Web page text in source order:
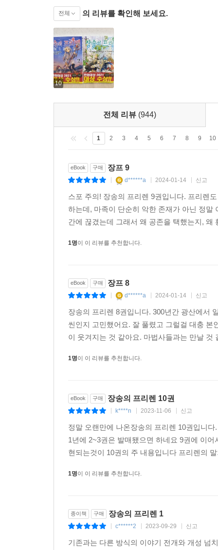
전체 의 리뷰를 확인해 보세요.
10
전체 리뷰 (944)
1 2 3 4 5 6 7 8 9 10
eBook 구매 장프 9
d******a 2024-01-14 신고
스포 주의! 장송의 프리렌 9권입니다. 프리렌
하는데, 마족이 단순히 악한 존재가 아닌 정말
간에 끊겼는데 그래서 왜 공존을 택했는지,
1명이 이 리뷰를 추천합니다.
eBook 구매 장프 8
d******a 2024-01-14 신고
장송의 프리렌 8권입니다. 300년간 광산에서
씬인지 고민했어요. 잘 풀렸고 그럴걸 대충
이 웃겨지는 것 같아요. 마법사들과는 만날
1명이 이 리뷰를 추천합니다.
eBook 구매 장송의 프리렌 10권
k****n 2023-11-06 신고
정말 오랜만에 나온장송의 프리렌 10권입니
1년에 2~3권은 발매됐으면 하네요 9권에 이
현되는것이 10권의 주 내용입니다 프리렌의
1명이 이 리뷰를 추천합니다.
종이책 구매 장송의 프리렌 1
c******2 2023-09-29 신고
기존과는 다른 방식의 이야기 전개와 개성 넘